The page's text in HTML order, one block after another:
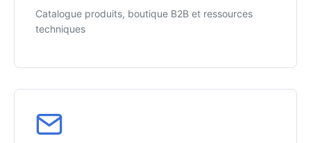
Catalogue produits, boutique B2B et ressources
techniques